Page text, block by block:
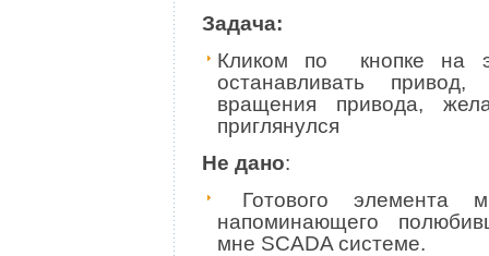
Задача:
Кликом по кнопке на
останавливать
вращения привода,
приглянулся
Не дано:
Готового элемента
напоминающего
мне SCADA системе.